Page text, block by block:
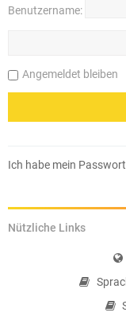
Benutzername:
Angemeldet bleiben
Ich habe mein
Nützliche Links